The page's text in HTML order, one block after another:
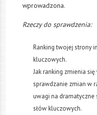
wprowadzona.
Rzeczy do sprawdzenia:
Ranking twojej strony
kluczowych.
Jak ranking zmienia
sprawdzanie zmian w
uwagi na dramatyczne
słów kluczowych.